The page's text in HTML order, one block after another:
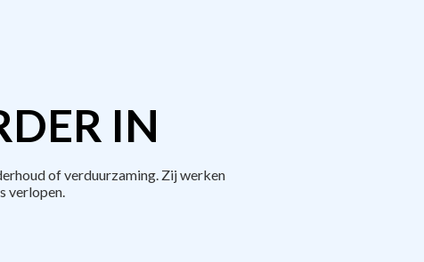
IN
of verduurzaming. Zij werken
verlopen.